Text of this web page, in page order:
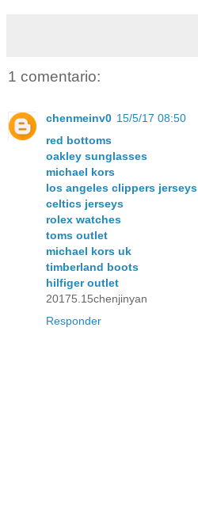
1 comentario:
chenmeinv0 15/5/17 08:50
red bottoms
oakley sunglasses
michael kors
los angeles clippers jerseys
celtics jerseys
rolex watches
toms outlet
michael kors uk
timberland boots
hilfiger outlet
20175.15chenjinyan
Responder